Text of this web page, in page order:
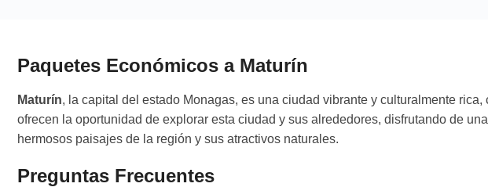
Paquetes Económicos a Maturín
Maturín, la capital del estado Monagas, es una ciudad vibrante y culturalmente
ofrecen la oportunidad de explorar esta ciudad y sus alrededores, disfrutando de
hermosos paisajes de la región y sus atractivos naturales.
Preguntas Frecuentes